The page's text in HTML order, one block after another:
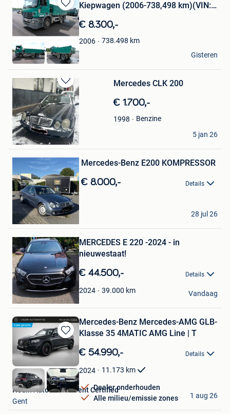
Bewaren
in
Mijn
Favorieten
Kiepwagen (2006-738,498 km)(VIN:
€ 8.300,-
2006 738.498 km
Auctelia SA
Nivelles
Gisteren
Bewaren
in
Mijn
Favorieten
Mercedes CLK 200
€ 1.700,-
1998
Benzine
Simona Y.
Gent
5 jan 26
Mijn
Favorieten
Mercedes-Benz E200 KOMPRESSOR
€ 8.000,- Details
ahmet
Gent
28 jul 26
in
Mijn
Favorieten
MERCEDES E 220 -2024 - in
nieuwestaat!
€ 44.500,- Details
2024 39.000 km
Slaven
Gent
Vandaag
Bewaren
in
Mijn
Favorieten
Mercedes-Benz Mercedes-AMG GLB-
Klasse 35 4MATIC AMG Line | T
€ 54.990,- Details
2024 11.173 km
Dealer onderhouden
Alle milieu/emissie zones
Hedin Automotive Gent Certified
Gent
1 aug 26